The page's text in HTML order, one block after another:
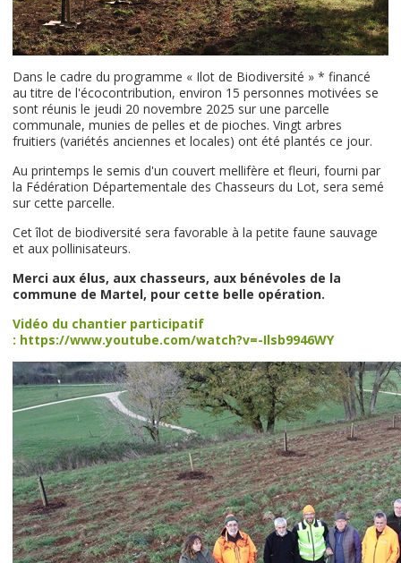
Dans le cadre du programme « Ilot de Biodiversité » * financé
au titre de l'écocontribution, environ 15 personnes motivées se
sont réunis le jeudi 20 novembre 2025 sur une parcelle
communale, munies de pelles et de pioches. Vingt arbres
fruitiers (variétés anciennes et locales) ont été plantés ce jour.
Au printemps le semis d'un couvert mellifère et fleuri, fourni par
la Fédération Départementale des Chasseurs du Lot, sera semé
sur cette parcelle.
Cet îlot de biodiversité sera favorable à la petite faune sauvage
et aux pollinisateurs.
Merci aux élus, aux chasseurs, aux bénévoles de la
commune de Martel, pour cette belle opération.
Vidéo du chantier participatif
: https://www.youtube.com/watch?v=-Ilsb9946WY